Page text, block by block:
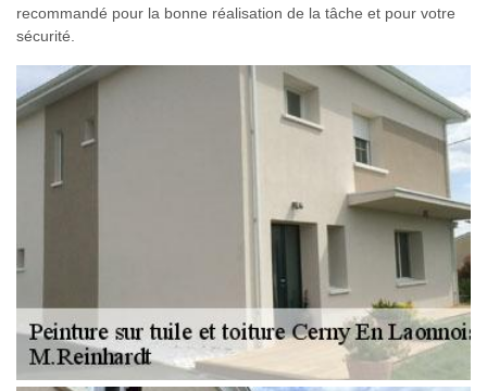
recommandé pour la bonne réalisation de la tâche et pour votre
sécurité.